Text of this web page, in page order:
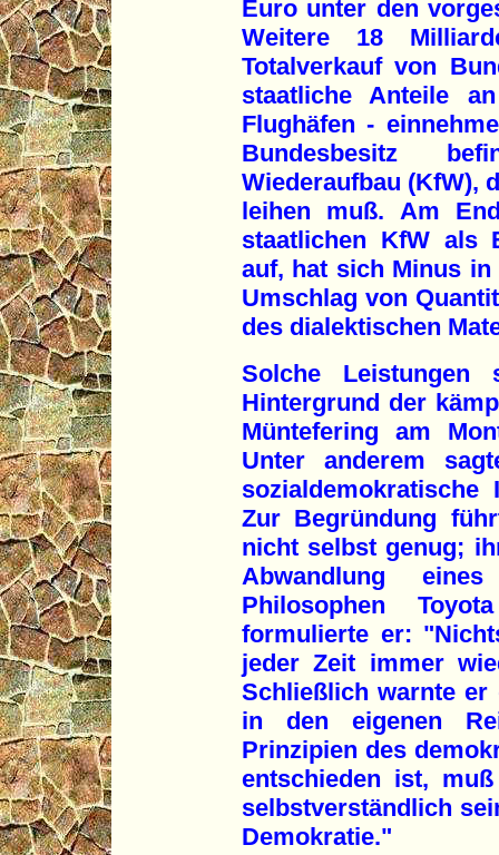
Euro unter den
Weitere 18
Totalverkauf von
staatliche Anteile
Flughäfen -
Bundesbesitz
Wiederaufbau (KfW),
leihen muß. Am
staatlichen KfW als
auf, hat sich Minus
Umschlag von
des dialektischen
Solche
Hintergrund der
Müntefering am
Unter anderem
Zur Begründung
nicht selbst genug;
Abwandlung
Philosophen
formulierte er:
jeder Zeit immer
Schließlich warnte er
in den eigenen
Prinzipien des
entschieden ist,
selbstverständlich
Demokratie."